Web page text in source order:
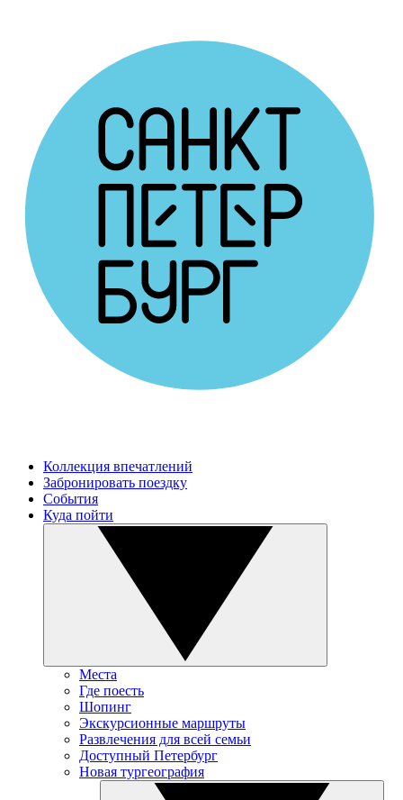
Коллекция впечатлений
Забронировать поездку
События
Куда пойти
Места
Где поесть
Шопинг
Экскурсионные маршруты
Развлечения для всей семьи
Доступный Петербург
Новая тургеография